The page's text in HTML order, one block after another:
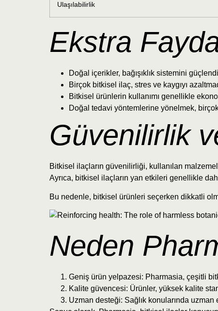
Ulaşılabilirlik
Ekstra
Doğal içerikler, bağışıklık sistemini
Birçok bitkisel ilaç, stres ve kaygıyı
Bitkisel ürünlerin kullanımı genellikle
Doğal tedavi yöntemlerine yönelmek,
Güvenilirlik
Bitkisel ilaçların güvenilirliği, kullanılan
Ayrıca, bitkisel ilaçların yan etkileri genellikle
Bu nedenle, bitkisel ürünleri seçerken dikkatli
Neden
Geniş ürün yelpazesi: Pharmasia, çeşitli
Kalite güvencesi: Ürünler, yüksek kalite
Uzman desteği: Sağlık konularında uzman